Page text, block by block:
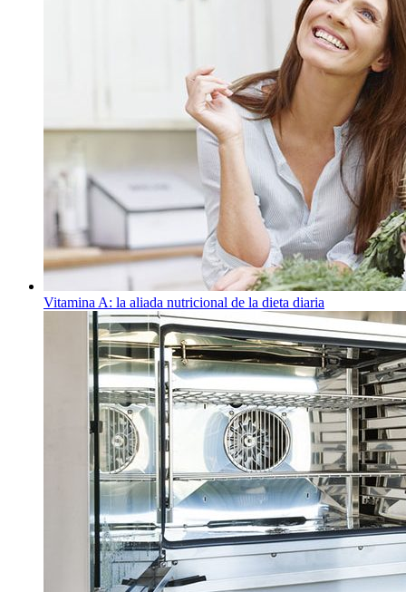
Vitamina A: la aliada nutricional de la dieta diaria